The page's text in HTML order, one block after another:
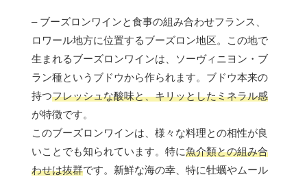
– ブーズロンワインと食事の組み合わせフランス、
ロワール地方に位置するブーズロン地区。この地で
生まれるブーズロンワインは、ソーヴィニヨン・ブ
ラン種というブドウから作られます。ブドウ本来の
持つフレッシュな酸味と、キリッとしたミネラル感
が特徴です。
このブーズロンワインは、様々な料理との相性が良
いことでも知られています。特に魚介類との組み合
わせは抜群です。新鮮な海の幸、特に牡蠣やムール